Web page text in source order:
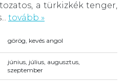
a türkizkék tenger,
tovább »
görög, kevés angol
június, július, augusztus,
szeptember